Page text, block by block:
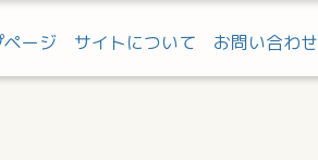
ージ サイトについて お問い合わせ